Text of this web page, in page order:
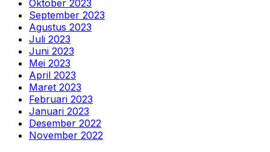
Oktober 2023
September 2023
Agustus 2023
Juli 2023
Juni 2023
Mei 2023
April 2023
Maret 2023
Februari 2023
Januari 2023
Desember 2022
November 2022